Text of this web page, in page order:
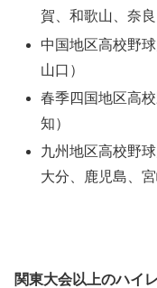
賀、和歌山、奈良
中国地区高校野
山口）
春季四国地区高
知）
九州地区高校野
大分、鹿児島、宮
関東大会以上のハイ